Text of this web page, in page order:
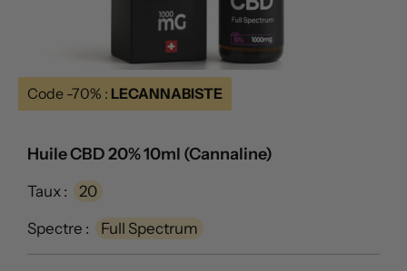
Code -70% : LECANNABISTE
Huile CBD 20% 10ml (Cannaline)
Taux : 20
Spectre : Full Spectrum